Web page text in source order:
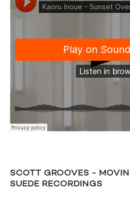
SCOTT GROOVES -
SUEDE RECORDINGS